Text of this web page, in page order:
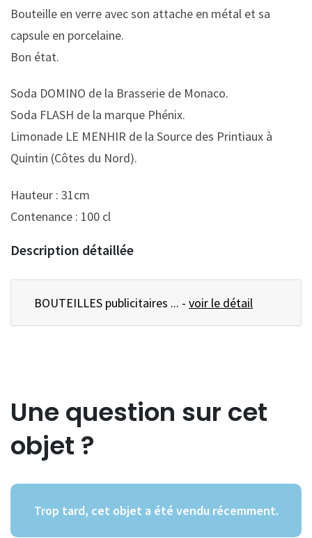
Bouteille en verre avec son attache en métal et sa
capsule en porcelaine.
Bon état.
Soda DOMINO de la Brasserie de Monaco.
Soda FLASH de la marque Phénix.
Limonade LE MENHIR de la Source des Printiaux à
Quintin (Côtes du Nord).
Hauteur : 31cm
Contenance : 100 cl
Description détaillée
BOUTEILLES publicitaires ... - voir le détail
Une question sur cet
objet ?
Trop tard, cet objet a été vendu récemment.